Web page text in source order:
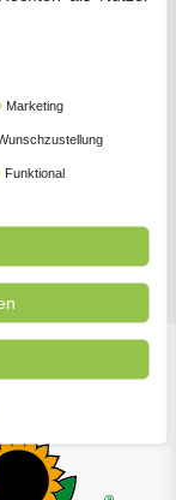
Marken
Marketing
Funktional